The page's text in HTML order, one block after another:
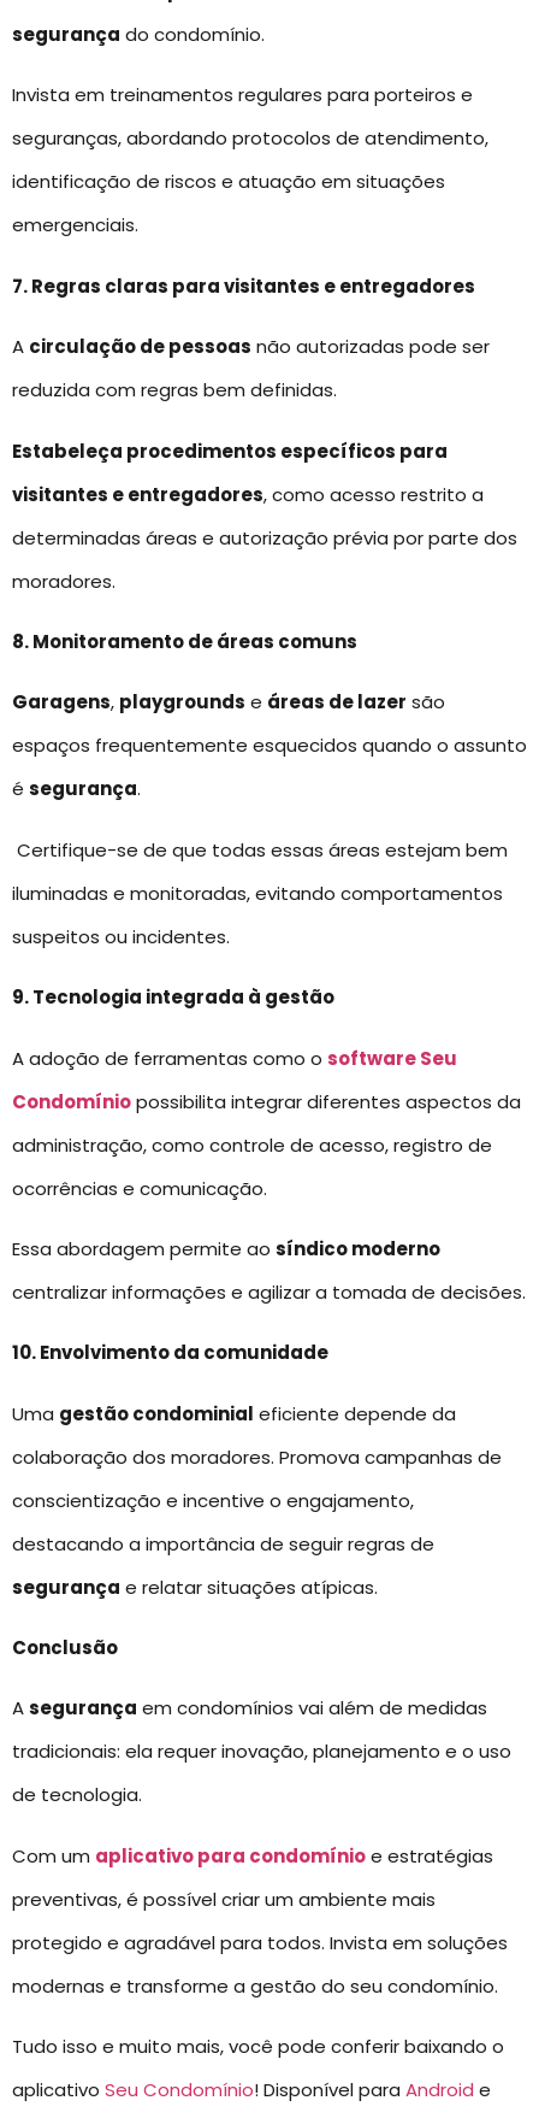
segurança do condomínio.
Invista em treinamentos regulares para porteiros e
seguranças, abordando protocolos de atendimento,
identificação de riscos e atuação em situações
emergenciais.
7. Regras claras para visitantes e entregadores
A circulação de pessoas não autorizadas pode ser
reduzida com regras bem definidas.
Estabeleça procedimentos específicos para
visitantes e entregadores, como acesso restrito a
determinadas áreas e autorização prévia por parte dos
moradores.
8. Monitoramento de áreas comuns
Garagens, playgrounds e áreas de lazer são
espaços frequentemente esquecidos quando o assunto
é segurança.
Certifique-se de que todas essas áreas estejam bem
iluminadas e monitoradas, evitando comportamentos
suspeitos ou incidentes.
9. Tecnologia integrada à gestão
A adoção de ferramentas como o software Seu
Condomíniopossibilita integrar diferentes aspectos da
administração, como controle de acesso, registro de
ocorrências e comunicação.
Essa abordagem permite ao síndico moderno
centralizar informações e agilizar a tomada de decisões.
10. Envolvimento da comunidade
Uma gestão condominial eficiente depende da
colaboração dos moradores. Promova campanhas de
conscientização e incentive o engajamento,
destacando a importância de seguir regras de
segurança e relatar situações atípicas.
Conclusão
Asegurança em condomínios vai além de medidas
tradicionais: ela requer inovação, planejamento e o uso
de tecnologia.
Com um aplicativo para condomínioe estratégias
preventivas, é possível criar um ambiente mais
protegido e agradável para todos. Invista em soluções
modernas e transforme a gestão do seu condomínio.
Tudo isso e muito mais, você pode conferir baixando o
aplicativo Seu Condomínio! Disponível para Android e